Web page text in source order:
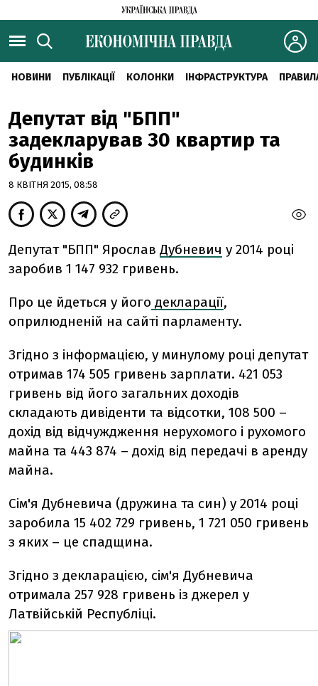
НОВИНИ ПУБЛІКАЦІЇ КОЛОНКИ ІНФРАСТРУКТУРА
Депутат від "БПП"
задекларував 30 квартир та
будинків
8 КВІТНЯ 2015, 08:58
Депутат "БПП" Ярослав Дубневич у 2014 році
заробив 1 147 932 гривень.
Про це йдеться у його декларації,
оприлюдненій на сайті парламенту.
Згідно з інформацією, у минулому році депутат
отримав 174 505 гривень зарплати. 421 053
гривень від його загальних доходів
складають дивіденти та відсотки, 108 500 –
дохід від відчуждження нерухомого і рухомого
майна та 443 874 – дохід від передачі в аренду
майна.
Сім'я Дубневича (дружина та син) у 2014 році
заробила 15 402 729 гривень, 1 721 050 гривень
з яких – це спадщина.
Згідно з декларацією, сім'я Дубневича
отримала 257 928 гривень із джерел у
Латвійській Республіці.